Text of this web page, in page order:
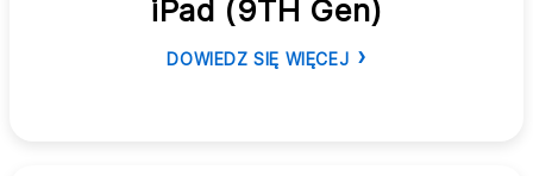
iPad (9TH Gen)
DOWIEDZ SIĘ WIĘCEJ